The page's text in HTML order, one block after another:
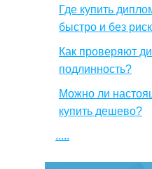
Где купить
быстро и без
Как проверяют
подлинность?
Можно ли
купить дешево?
.....